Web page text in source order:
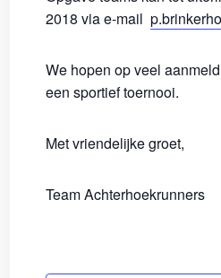
2018 via e-mail
We hopen op veel
een sportief toernooi.
Met vriendelijke groet,
Team Achterhoekrunners